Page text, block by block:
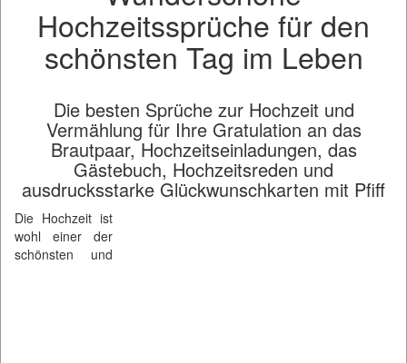
Hochzeitssprüche für den
schönsten Tag im Leben
Die besten Sprüche zur Hochzeit und
Vermählung für Ihre Gratulation an das
Brautpaar, Hochzeitseinladungen, das
Gästebuch, Hochzeitsreden und
ausdrucksstarke Glückwunschkarten mit Pfiff
Die Hochzeit ist
wohl einer der
schönsten und